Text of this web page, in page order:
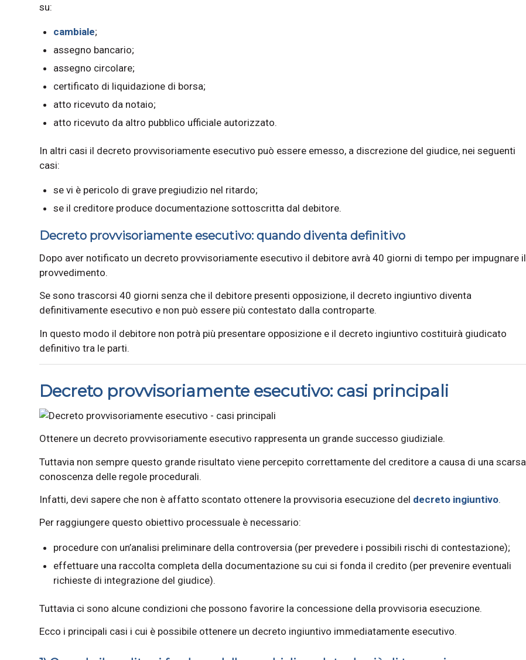
su:
cambiale;
assegno bancario;
assegno circolare;
certificato di liquidazione di borsa;
atto ricevuto da notaio;
atto ricevuto da altro pubblico ufficiale autorizzato.
In altri casi il decreto provvisoriamente esecutivo può essere emesso, a discrezione del giudice, nei seguenti
casi:
se vi è pericolo di grave pregiudizio nel ritardo;
se il creditore produce documentazione sottoscritta dal debitore.
Decreto provvisoriamente esecutivo: quando diventa definitivo
Dopo aver notificato un decreto provvisoriamente esecutivo il debitore avrà 40 giorni di tempo per impugnare il
provvedimento.
Se sono trascorsi 40 giorni senza che il debitore presenti opposizione, il decreto ingiuntivo diventa
definitivamente esecutivo e non può essere più contestato dalla controparte.
In questo modo il debitore non potrà più presentare opposizione e il decreto ingiuntivo costituirà giudicato
definitivo tra le parti.
Decreto provvisoriamente esecutivo: casi principali
Ottenere un decreto provvisoriamente esecutivo rappresenta un grande successo giudiziale.
Tuttavia non sempre questo grande risultato viene percepito correttamente del creditore a causa di una scarsa
conoscenza delle regole procedurali.
Infatti, devi sapere che non è affatto scontato ottenere la provvisoria esecuzione del decreto ingiuntivo.
Per raggiungere questo obiettivo processuale è necessario:
procedure con un’analisi preliminare della controversia (per prevedere i possibili rischi di contestazione);
effettuare una raccolta completa della documentazione su cui si fonda il credito (per prevenire eventuali
richieste di integrazione del giudice).
Tuttavia ci sono alcune condizioni che possono favorire la concessione della provvisoria esecuzione.
Ecco i principali casi i cui è possibile ottenere un decreto ingiuntivo immediatamente esecutivo.